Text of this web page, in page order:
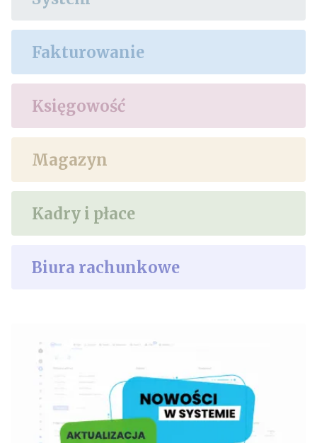
Fakturowanie
Księgowość
Magazyn
Kadry i płace
Biura rachunkowe